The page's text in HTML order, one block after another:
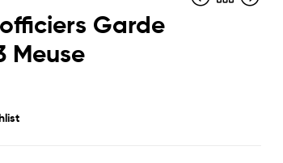
Garde
Meuse